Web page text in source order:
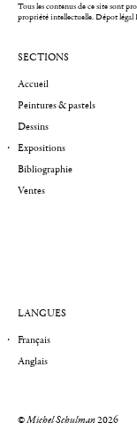
Tous les contenus de ce site sont
propriété intellectuelle.Dépot légal
SECTIONS
Accueil
Peintures & pastels
Dessins
Expositions
Bibliographie
Ventes
LANGUES
Français
Anglais
©Michel Schulman2026